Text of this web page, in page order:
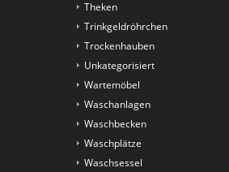
Theken
Trinkgeldröhrchen
Trockenhauben
Unkategorisiert
Wartemöbel
Waschanlagen
Waschbecken
Waschplätze
Waschsessel